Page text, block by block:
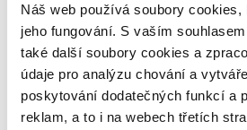
Náš web používá soubory cookies,
jeho fungování. S vaším
také další soubory cookies a
údaje pro analýzu chování a
poskytování dodatečných funkcí a
reklam, a to i na webech třetích
Napište našim